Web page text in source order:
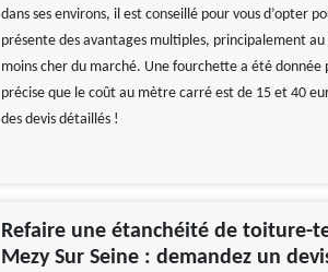
dans ses environs, il est conseillé pour vous d’opter
présente des avantages multiples, principalement
moins cher du marché. Une fourchette a été
précise que le coût au mètre carré est de 15 et 40
des devis détaillés !
Refaire une étanchéité de toiture-
Mezy Sur Seine : demandez un